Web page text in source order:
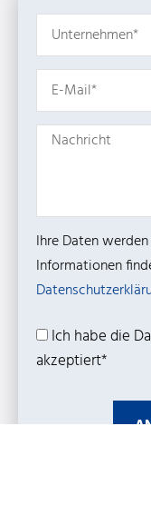
Ihre Daten
Informationen
Ich habe die
akzeptiert*